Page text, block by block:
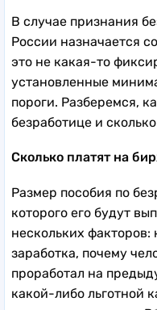
В случае признания
России назначается
это не какая-то
установленные
пороги. Разберемся,
безработице и
Сколько платят на
Размер пособия по
которого его будут
нескольких факторов:
заработка, почему
проработал на
какой-либо льготной